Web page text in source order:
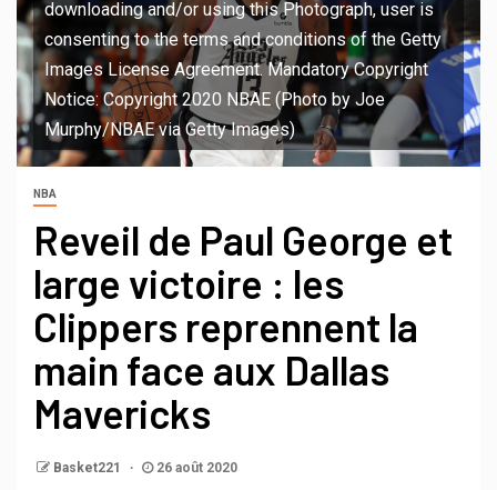
downloading and/or using this Photograph, user is
consenting to the terms and conditions of the Getty
Images License Agreement. Mandatory Copyright
Notice: Copyright 2020 NBAE (Photo by Joe
Murphy/NBAE via Getty Images)
NBA
Reveil de Paul George et
large victoire : les
Clippers reprennent la
main face aux Dallas
Mavericks
Basket221 26 août 2020